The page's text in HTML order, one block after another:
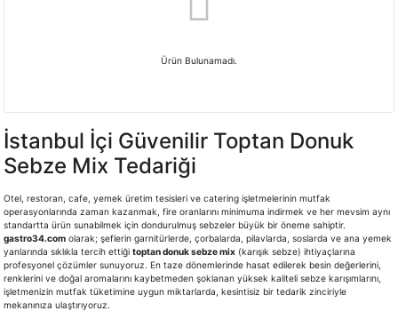
Ürün Bulunamadı.
İstanbul İçi Güvenilir Toptan Donuk
Sebze Mix Tedariği
Otel, restoran, cafe, yemek üretim tesisleri ve catering işletmelerinin mutfak
operasyonlarında zaman kazanmak, fire oranlarını minimuma indirmek ve her mevsim aynı
standartta ürün sunabilmek için dondurulmuş sebzeler büyük bir öneme sahiptir.
gastro34.com olarak; şeflerin garnitürlerde, çorbalarda, pilavlarda, soslarda ve ana yemek
yanlarında sıklıkla tercih ettiği toptan donuk sebze mix (karışık sebze) ihtiyaçlarına
profesyonel çözümler sunuyoruz. En taze dönemlerinde hasat edilerek besin değerlerini,
renklerini ve doğal aromalarını kaybetmeden şoklanan yüksek kaliteli sebze karışımlarını,
işletmenizin mutfak tüketimine uygun miktarlarda, kesintisiz bir tedarik zinciriyle
mekanınıza ulaştırıyoruz.